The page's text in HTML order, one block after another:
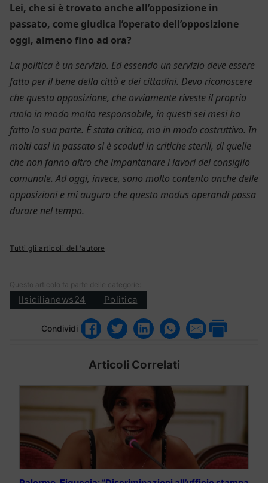
Lei, che si è trovato anche all’opposizione in
passato, come giudica l’operato dell’opposizione
oggi, almeno fino ad ora?
La politica è un servizio. Ed essendo un servizio deve essere
fatto per il bene della città e dei cittadini. Devo riconoscere
che questa opposizione, che ovviamente riveste il proprio
ruolo in modo molto responsabile, in questi sei mesi ha
fatto la sua parte. È stata critica, ma in modo costruttivo. In
molti casi in passato si è scaduti in critiche sterili, di quelle
che non fanno altro che impantanare i lavori del consiglio
comunale. Ad oggi, invece, sono molto contento anche delle
opposizioni e mi auguro che questo modus operandi possa
durare nel tempo.
Tutti gli articoli dell'autore
Questo articolo fa parte delle categorie:
Ilsicilianews24 Politica
Condividi
Articoli Correlati